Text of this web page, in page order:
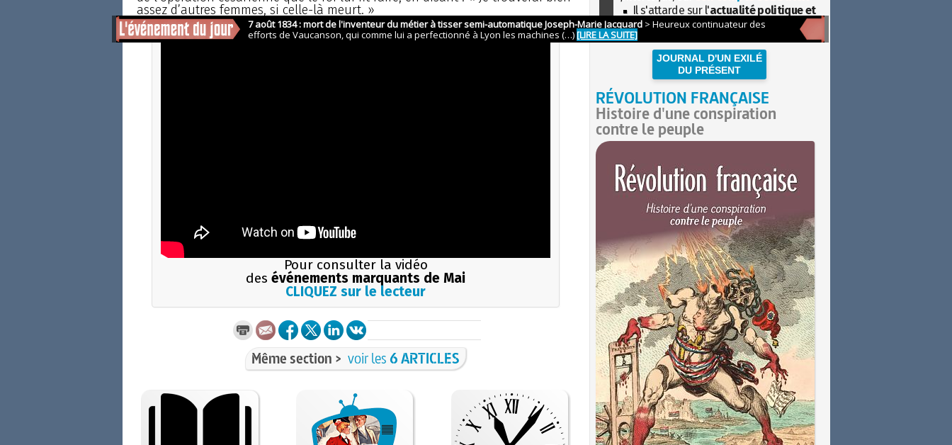
assez d’autres femmes, si celle-là meurt. »
Pour consulter la vidéo
des événements marquants de Mai
CLIQUEZ sur le lecteur
Même section > voir les6 ARTICLES
Il s'attarde sur l'actualité politique et
sociétaleavec la hauteur de vue de
l'Histoire
JOURNAL D'UN EXILÉ
DU PRÉSENT
RÉVOLUTION FRANÇAISE
Histoire d'une conspiration
contre le peuple